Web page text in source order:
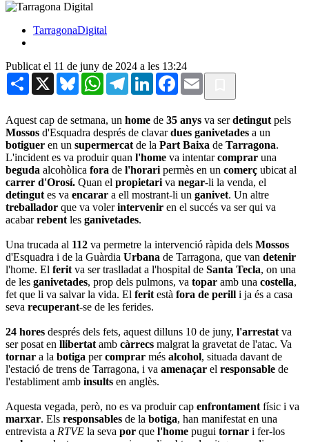
TarragonaDigital
Publicat el 11 de juny de 2024 a les 13:24
Share X BlueskyWhatsAppTelegramLinkedInFacebook
Email
Aquest cap de setmana, un home de 35 anys va serdetingut pels
Mossos d'Esquadra després de clavardues ganivetades a un
botiguer en un supermercat de la Part Baixa de Tarragona.
L'incident es va produir quan l'home va intentarcomprar una
beguda alcohòlica fora de l'horari permès en un comerç ubicat al
carrer d'Orosí. Quan el propietari va negar-li la venda, el
detingut es va encarar a ell mostrant-li un ganivet. Un altre
treballador que va volerintervenir en el succés va ser qui va
acabarrebent les ganivetades.
Una trucada al 112 va permetre la intervenció ràpida dels Mossos
d'Esquadra i de la Guàrdia Urbana de Tarragona, que van detenir
l'home. El ferit va ser traslladat a l'hospital de Santa Tecla, on una
de les ganivetades, prop dels pulmons, va topar amb una costella,
fet que li va salvar la vida. El ferit està fora de perill i ja és a casa
seva recuperant-se de les ferides.
24 hores després dels fets, aquest dilluns 10 de juny, l'arrestat va
ser posat en llibertat amb càrrecs malgrat la gravetat de l'atac. Va
tornar a la botiga percomprar més alcohol, situada davant de
l'estació de trens de Tarragona, i va amenaçar el responsable de
l'establiment amb insults en anglès.
Aquesta vegada, però, no es va produir cap enfrontament físic i va
marxar. Els responsables de la botiga, han manifestat en una
entrevista a RTVE la seva por que l'home pugui tornar i fer-los